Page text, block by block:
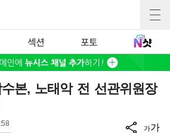
섹션 포토
본, 노태악 전 선관위원장
가가